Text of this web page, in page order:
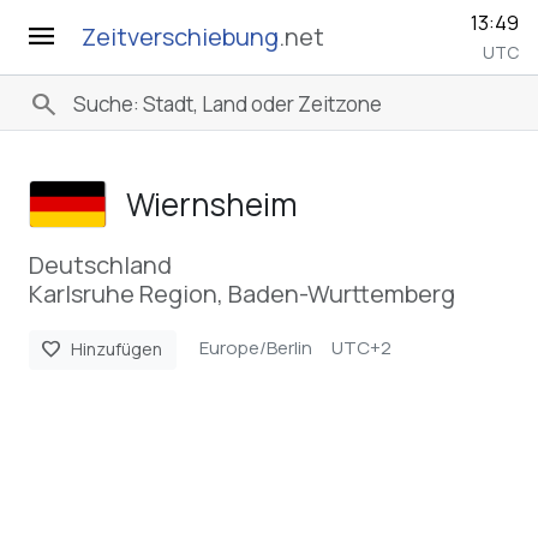
menu Zeitverschiebung.net 13:49
UTC
search
Wiernsheim
Deutschland
Karlsruhe Region, Baden-Wurttemberg
favorite Hinzufügen Europe/Berlin UTC+2